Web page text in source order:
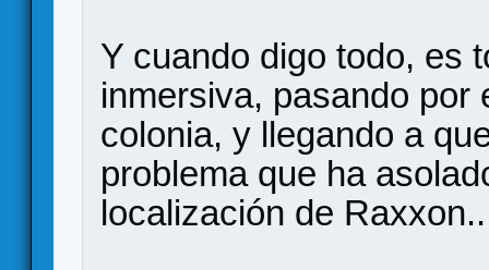
Y cuando digo todo, es
inmersiva, pasando por
colonia, y llegando a
problema que ha
localización de